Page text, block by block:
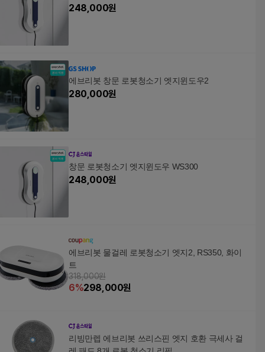
248,000원
에브리봇 창문 로봇청소기 엣지윈도우2
280,000원
창문 로봇청소기 엣지윈도우 WS300
248,000원
에브리봇 물걸레 로봇청소기 엣지2, RS350, 화이
트
318,000원
6%298,000원
리빙만렙 에브리봇 쓰리스핀 엣지 호환 극세사 걸